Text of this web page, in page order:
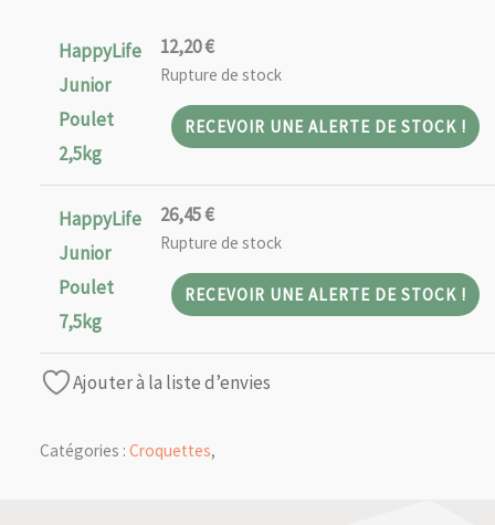
12,20 €
26,45 €
HappyLife
Junior
Poulet
2,5kg
12,20€
Rupture de stock
RECEVOIR UNE ALERTE DE STOCK !
HappyLife
Junior
Poulet
7,5kg
26,45€
Rupture de stock
RECEVOIR UNE ALERTE DE STOCK !
Ajouter à la liste d’envies
Catégories : Croquettes,